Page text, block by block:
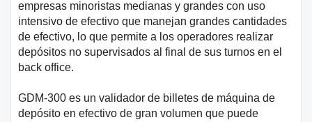
empresas minoristas medianas y grandes con uso
intensivo de efectivo que manejan grandes cantidades
de efectivo, lo que permite a los operadores realizar
depósitos no supervisados ​​al final de sus turnos en el
back office.
GDM-300 es un validador de billetes de máquina de
depósito en efectivo de gran volumen que puede